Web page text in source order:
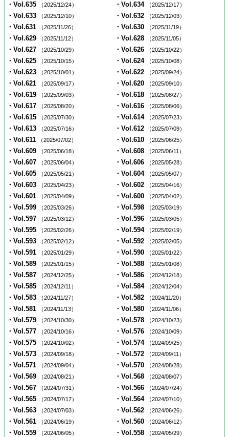
・Vol.635 （2025/12/24） ・Vol.634 （2025/12/17）
・Vol.633 （2025/12/10） ・Vol.632 （2025/12/03）
・Vol.631 （2025/11/26） ・Vol.630 （2025/11/19）
・Vol.629 （2025/11/12） ・Vol.628 （2025/11/05）
・Vol.627 （2025/10/29） ・Vol.626 （2025/10/22）
・Vol.625 （2025/10/15） ・Vol.624 （2025/10/08）
・Vol.623 （2025/10/01） ・Vol.622 （2025/09/24）
・Vol.621 （2025/09/17） ・Vol.620 （2025/09/10）
・Vol.619 （2025/09/03） ・Vol.618 （2025/08/27）
・Vol.617 （2025/08/20） ・Vol.616 （2025/08/06）
・Vol.615 （2025/07/30） ・Vol.614 （2025/07/23）
・Vol.613 （2025/07/16） ・Vol.612 （2025/07/09）
・Vol.611 （2025/07/02） ・Vol.610 （2025/06/25）
・Vol.609 （2025/06/18） ・Vol.608 （2025/06/11）
・Vol.607 （2025/06/04） ・Vol.606 （2025/05/28）
・Vol.605 （2025/05/21） ・Vol.604 （2025/05/07）
・Vol.603 （2025/04/23） ・Vol.602 （2025/04/16）
・Vol.601 （2025/04/09） ・Vol.600 （2025/04/02）
・Vol.599 （2025/03/26） ・Vol.598 （2025/03/19）
・Vol.597 （2025/03/12） ・Vol.596 （2025/03/05）
・Vol.595 （2025/02/26） ・Vol.594 （2025/02/19）
・Vol.593 （2025/02/12） ・Vol.592 （2025/02/05）
・Vol.591 （2025/01/29） ・Vol.590 （2025/01/22）
・Vol.589 （2025/01/15） ・Vol.588 （2025/01/08）
・Vol.587 （2024/12/25） ・Vol.586 （2024/12/18）
・Vol.585 （2024/12/11） ・Vol.584 （2024/12/04）
・Vol.583 （2024/11/27） ・Vol.582 （2024/11/20）
・Vol.581 （2024/11/13） ・Vol.580 （2024/11/06）
・Vol.579 （2024/10/30） ・Vol.578 （2024/10/23）
・Vol.577 （2024/10/16） ・Vol.576 （2024/10/09）
・Vol.575 （2024/10/02） ・Vol.574 （2024/09/25）
・Vol.573 （2024/09/18） ・Vol.572 （2024/09/11）
・Vol.571 （2024/09/04） ・Vol.570 （2024/08/28）
・Vol.569 （2024/08/21） ・Vol.568 （2024/08/07）
・Vol.567 （2024/07/31） ・Vol.566 （2024/07/24）
・Vol.565 （2024/07/17） ・Vol.564 （2024/07/10）
・Vol.563 （2024/07/03） ・Vol.562 （2024/06/26）
・Vol.561 （2024/06/19） ・Vol.560 （2024/06/12）
・Vol.559 （2024/06/05） ・Vol.558 （2024/05/29）